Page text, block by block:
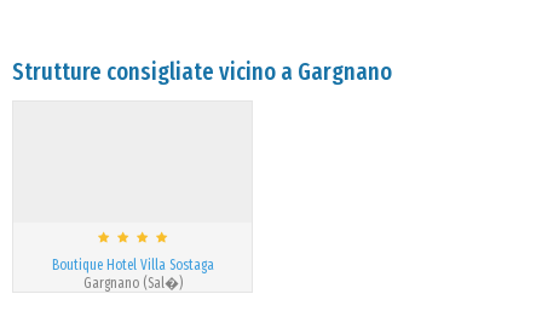
Strutture consigliate vicino a Gargnano
Boutique Hotel Villa Sostaga
Gargnano (Sal�)